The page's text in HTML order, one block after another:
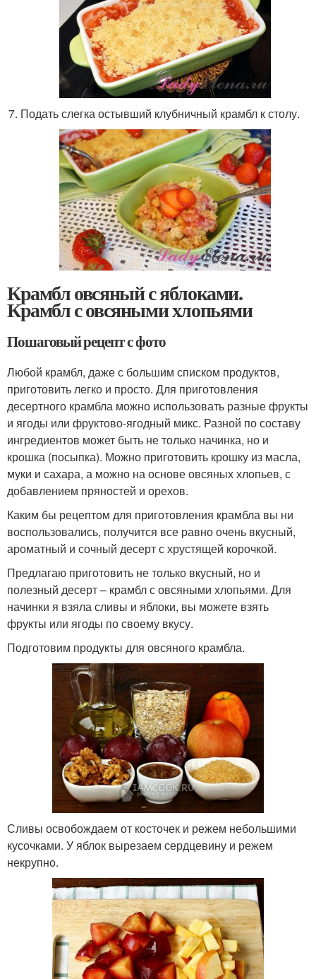
Подать слегка остывший клубничный крамбл к столу.
Крамбл овсяный с яблоками.
Крамбл с овсяными хлопьями
Пошаговый рецепт с фото
Любой крамбл, даже с большим списком продуктов,
приготовить легко и просто. Для приготовления
десертного крамбла можно использовать разные фрукты
и ягоды или фруктово-ягодный микс. Разной по составу
ингредиентов может быть не только начинка, но и
крошка (посыпка). Можно приготовить крошку из масла,
муки и сахара, а можно на основе овсяных хлопьев, с
добавлением пряностей и орехов.
Каким бы рецептом для приготовления крамбла вы ни
воспользовались, получится все равно очень вкусный,
ароматный и сочный десерт с хрустящей корочкой.
Предлагаю приготовить не только вкусный, но и
полезный десерт – крамбл с овсяными хлопьями. Для
начинки я взяла сливы и яблоки, вы можете взять
фрукты или ягоды по своему вкусу.
Подготовим продукты для овсяного крамбла.
Сливы освобождаем от косточек и режем небольшими
кусочками. У яблок вырезаем сердцевину и режем
некрупно.